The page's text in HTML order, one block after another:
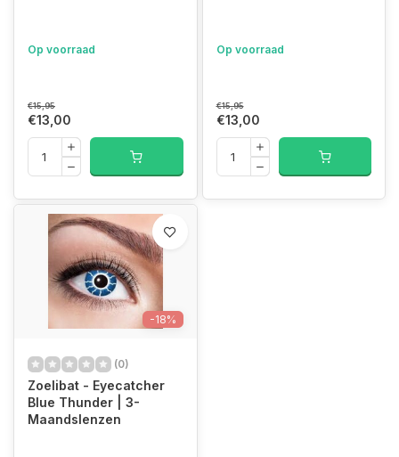
Op voorraad
€15,95
€13,00
Op voorraad
€15,95
€13,00
-18%
(0)
Zoelibat - Eyecatcher
Blue Thunder | 3-
Maandslenzen